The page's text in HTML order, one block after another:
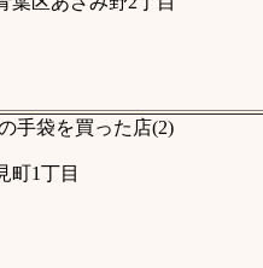
手袋を買った店(2)
町1丁目